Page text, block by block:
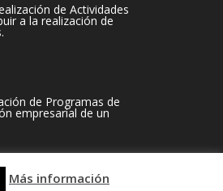
de Actividades
a la realización de
de Programas de
empresarial de un
Más información